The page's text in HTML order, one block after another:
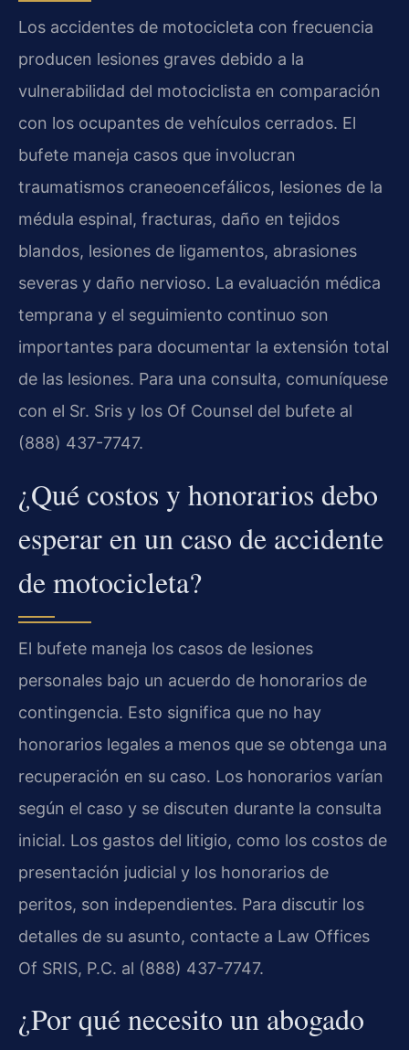
Los accidentes de motocicleta con frecuencia
producen lesiones graves debido a la
vulnerabilidad del motociclista en comparación
con los ocupantes de vehículos cerrados. El
bufete maneja casos que involucran
traumatismos craneoencefálicos, lesiones de la
médula espinal, fracturas, daño en tejidos
blandos, lesiones de ligamentos, abrasiones
severas y daño nervioso. La evaluación médica
temprana y el seguimiento continuo son
importantes para documentar la extensión total
de las lesiones. Para una consulta, comuníquese
con el Sr. Sris y los Of Counsel del bufete al
(888) 437-7747.
¿Qué costos y honorarios debo
esperar en un caso de accidente
de motocicleta?
El bufete maneja los casos de lesiones
personales bajo un acuerdo de honorarios de
contingencia. Esto significa que no hay
honorarios legales a menos que se obtenga una
recuperación en su caso. Los honorarios varían
según el caso y se discuten durante la consulta
inicial. Los gastos del litigio, como los costos de
presentación judicial y los honorarios de
peritos, son independientes. Para discutir los
detalles de su asunto, contacte a Law Offices
Of SRIS, P.C. al (888) 437-7747.
¿Por qué necesito un abogado